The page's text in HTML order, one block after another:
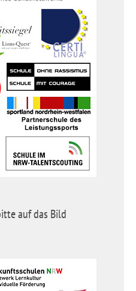
auf das Bild